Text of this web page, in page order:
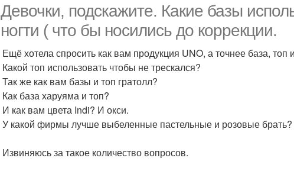
Девочки, подскажите. Какие базы
ногти ( что бы носились до коррекции.
Ещё хотела спросить как вам продукция UNO, а точнее база, топ
Какой топ использовать чтобы не трескался?
Так же как вам базы и топ гратолл?
Как база харуяма и топ?
И как вам цвета Indi? И окси.
У какой фирмы лучше выбеленные пастельные и розовые брать?
Извиняюсь за такое количество вопросов.